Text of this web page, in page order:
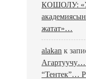
КОШОЛУ:
жатат»…
alakan к
“Тентек”…